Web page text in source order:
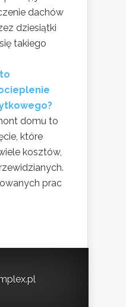
dachów
dziesiątki
takiego
domu to
które
kosztów,
prac